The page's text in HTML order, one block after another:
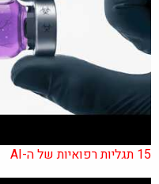
15 תגליות רפואיות של ה-AI